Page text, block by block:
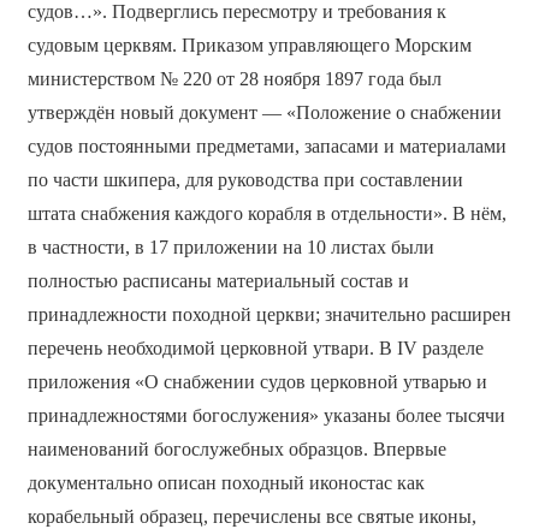
судов…». Подверглись пересмотру и требования к
судовым церквям. Приказом управляющего Морским
министерством № 220 от 28 ноября 1897 года был
утверждён новый документ — «Положение о снабжении
судов постоянными предметами, запасами и материалами
по части шкипера, для руководства при составлении
штата снабжения каждого корабля в отдельности». В нём,
в частности, в 17 приложении на 10 листах были
полностью расписаны материальный состав и
принадлежности походной церкви; значительно расширен
перечень необходимой церковной утвари. В IV разделе
приложения «О снабжении судов церковной утварью и
принадлежностями богослужения» указаны более тысячи
наименований богослужебных образцов. Впервые
документально описан походный иконостас как
корабельный образец, перечислены все святые иконы,